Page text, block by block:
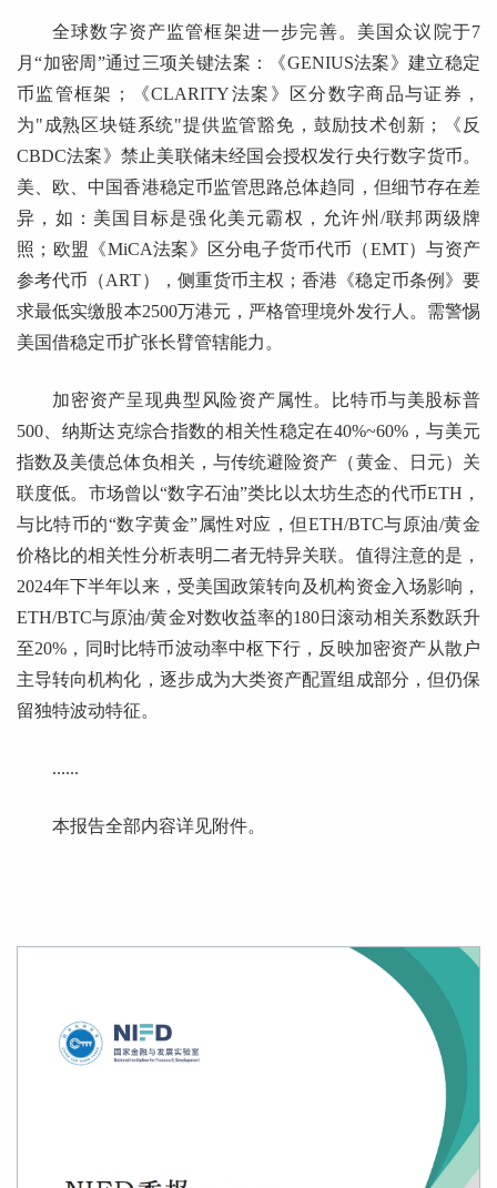
全球数字资产监管框架进一步完善。美国众议院于7
月“加密周”通过三项关键法案：《GENIUS法案》建立稳定
币监管框架；《CLARITY法案》区分数字商品与证券，
为"成熟区块链系统"提供监管豁免，鼓励技术创新；《反
CBDC法案》禁止美联储未经国会授权发行央行数字货币。
美、欧、中国香港稳定币监管思路总体趋同，但细节存在差
异，如：美国目标是强化美元霸权，允许州/联邦两级牌
照；欧盟《MiCA法案》区分电子货币代币（EMT）与资产
参考代币（ART），侧重货币主权；香港《稳定币条例》要
求最低实缴股本2500万港元，严格管理境外发行人。需警惕
美国借稳定币扩张长臂管辖能力。
加密资产呈现典型风险资产属性。比特币与美股标普
500、纳斯达克综合指数的相关性稳定在40%~60%，与美元
指数及美债总体负相关，与传统避险资产（黄金、日元）关
联度低。市场曾以“数字石油”类比以太坊生态的代币ETH，
与比特币的“数字黄金”属性对应，但ETH/BTC与原油/黄金
价格比的相关性分析表明二者无特异关联。值得注意的是，
2024年下半年以来，受美国政策转向及机构资金入场影响，
ETH/BTC与原油/黄金对数收益率的180日滚动相关系数跃升
至20%，同时比特币波动率中枢下行，反映加密资产从散户
主导转向机构化，逐步成为大类资产配置组成部分，但仍保
留独特波动特征。
......
本报告全部内容详见附件。